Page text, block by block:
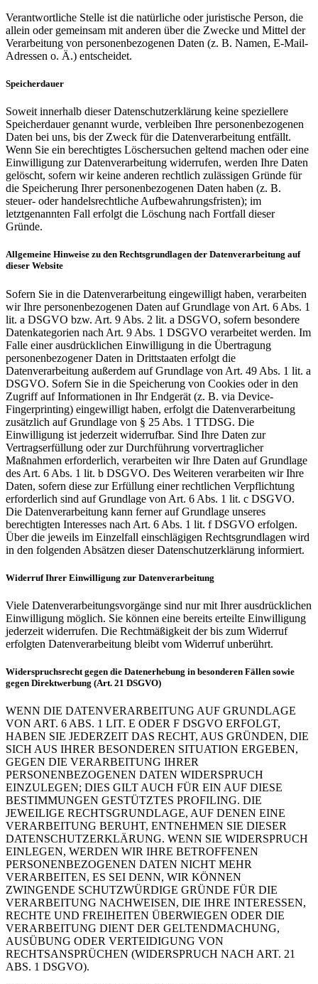
Verantwortliche Stelle ist die natürliche oder juristische Person, die
allein oder gemeinsam mit anderen über die Zwecke und Mittel der
Verarbeitung von personenbezogenen Daten (z. B. Namen, E-Mail-
Adressen o. Ä.) entscheidet.
Speicherdauer
Soweit innerhalb dieser Datenschutzerklärung keine speziellere
Speicherdauer genannt wurde, verbleiben Ihre personenbezogenen
Daten bei uns, bis der Zweck für die Datenverarbeitung entfällt.
Wenn Sie ein berechtigtes Löschersuchen geltend machen oder eine
Einwilligung zur Datenverarbeitung widerrufen, werden Ihre Daten
gelöscht, sofern wir keine anderen rechtlich zulässigen Gründe für
die Speicherung Ihrer personenbezogenen Daten haben (z. B.
steuer- oder handelsrechtliche Aufbewahrungsfristen); im
letztgenannten Fall erfolgt die Löschung nach Fortfall dieser
Gründe.
Allgemeine Hinweise zu den Rechtsgrundlagen der Datenverarbeitung auf
dieser Website
Sofern Sie in die Datenverarbeitung eingewilligt haben, verarbeiten
wir Ihre personenbezogenen Daten auf Grundlage von Art. 6 Abs. 1
lit. a DSGVO bzw. Art. 9 Abs. 2 lit. a DSGVO, sofern besondere
Datenkategorien nach Art. 9 Abs. 1 DSGVO verarbeitet werden. Im
Falle einer ausdrücklichen Einwilligung in die Übertragung
personenbezogener Daten in Drittstaaten erfolgt die
Datenverarbeitung außerdem auf Grundlage von Art. 49 Abs. 1 lit. a
DSGVO. Sofern Sie in die Speicherung von Cookies oder in den
Zugriff auf Informationen in Ihr Endgerät (z. B. via Device-
Fingerprinting) eingewilligt haben, erfolgt die Datenverarbeitung
zusätzlich auf Grundlage von § 25 Abs. 1 TTDSG. Die
Einwilligung ist jederzeit widerrufbar. Sind Ihre Daten zur
Vertragserfüllung oder zur Durchführung vorvertraglicher
Maßnahmen erforderlich, verarbeiten wir Ihre Daten auf Grundlage
des Art. 6 Abs. 1 lit. b DSGVO. Des Weiteren verarbeiten wir Ihre
Daten, sofern diese zur Erfüllung einer rechtlichen Verpflichtung
erforderlich sind auf Grundlage von Art. 6 Abs. 1 lit. c DSGVO.
Die Datenverarbeitung kann ferner auf Grundlage unseres
berechtigten Interesses nach Art. 6 Abs. 1 lit. f DSGVO erfolgen.
Über die jeweils im Einzelfall einschlägigen Rechtsgrundlagen wird
in den folgenden Absätzen dieser Datenschutzerklärung informiert.
Widerruf Ihrer Einwilligung zur Datenverarbeitung
Viele Datenverarbeitungsvorgänge sind nur mit Ihrer ausdrücklichen
Einwilligung möglich. Sie können eine bereits erteilte Einwilligung
jederzeit widerrufen. Die Rechtmäßigkeit der bis zum Widerruf
erfolgten Datenverarbeitung bleibt vom Widerruf unberührt.
Widerspruchsrecht gegen die Datenerhebung in besonderen Fällen sowie
gegen Direktwerbung (Art. 21 DSGVO)
WENN DIE DATENVERARBEITUNG AUF GRUNDLAGE
VON ART. 6 ABS. 1 LIT. E ODER F DSGVO ERFOLGT,
HABEN SIE JEDERZEIT DAS RECHT, AUS GRÜNDEN, DIE
SICH AUS IHRER BESONDEREN SITUATION ERGEBEN,
GEGEN DIE VERARBEITUNG IHRER
PERSONENBEZOGENEN DATEN WIDERSPRUCH
EINZULEGEN; DIES GILT AUCH FÜR EIN AUF DIESE
BESTIMMUNGEN GESTÜTZTES PROFILING. DIE
JEWEILIGE RECHTSGRUNDLAGE, AUF DENEN EINE
VERARBEITUNG BERUHT, ENTNEHMEN SIE DIESER
DATENSCHUTZERKLÄRUNG. WENN SIE WIDERSPRUCH
EINLEGEN, WERDEN WIR IHRE BETROFFENEN
PERSONENBEZOGENEN DATEN NICHT MEHR
VERARBEITEN, ES SEI DENN, WIR KÖNNEN
ZWINGENDE SCHUTZWÜRDIGE GRÜNDE FÜR DIE
VERARBEITUNG NACHWEISEN, DIE IHRE INTERESSEN,
RECHTE UND FREIHEITEN ÜBERWIEGEN ODER DIE
VERARBEITUNG DIENT DER GELTENDMACHUNG,
AUSÜBUNG ODER VERTEIDIGUNG VON
RECHTSANSPRÜCHEN (WIDERSPRUCH NACH ART. 21
ABS. 1 DSGVO).